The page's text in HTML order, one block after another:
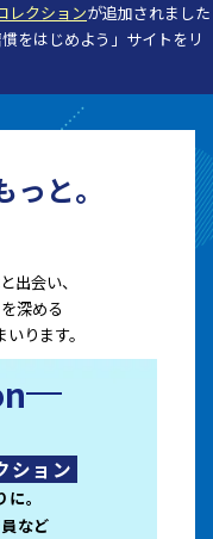
レクションが追加されました
をはじめよう」サイトをリ
と。
出会い、
深める
ります。
ション
。
など